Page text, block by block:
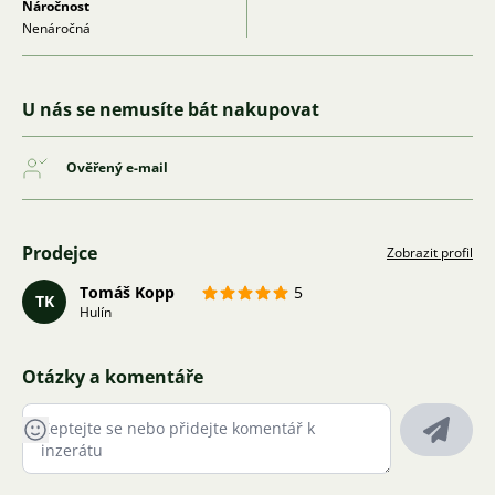
adresu.
Náročnost
Nenáročná
U nás se nemusíte bát nakupovat
Ověřený e-mail
Prodejce Zobrazit profil
TK Tomáš Kopp 5
Hulín
Otázky a komentáře